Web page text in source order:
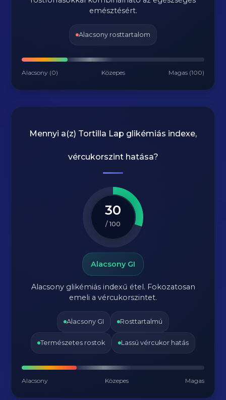
emésztésért.
Alacsony rosttartalom
Alacsony (0) Közepes Magas (100)
Mennyi a(z) Tortilla Lap glikémiás indexe,
vércukorszint hatása?
30
/ 100
Alacsony GI
Alacsony glikémiás indexű étel. Fokozatosan
emeli a vércukorszintet.
Alacsony GI Rosttartalmú
Természetes rostok Lassú vércukor hatás
Alacsony Közepes Magas